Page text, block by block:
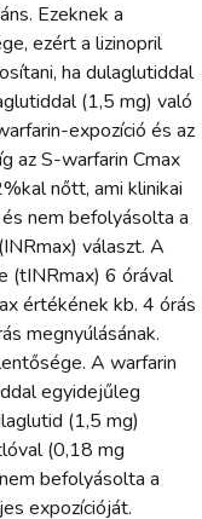
Ezeknek a
ezért a lizinopril
ha dulaglutiddal
(1,5 mg) való
expozíció és az
az S-warfarin Cmax
nőtt, ami klinikai
nem befolyásolta a
választ. A
(tINRmax) 6 órával
értékének kb. 4 órás
megnyúlásának.
A warfarin
egyidejűleg
(1,5 mg)
(0,18 mg
befolyásolta a
expozícióját.